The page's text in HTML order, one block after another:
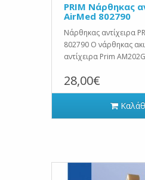
PRIM Νάρθηκας
AirMed 802790
Νάρθηκας αντίχειρα
802790 Ο νάρθηκας
αντίχειρα Prim
28,00€